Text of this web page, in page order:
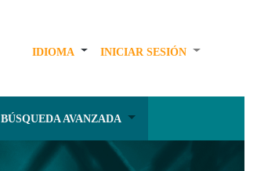
IDIOMA INICIAR SESIÓN
BÚSQUEDA AVANZADA